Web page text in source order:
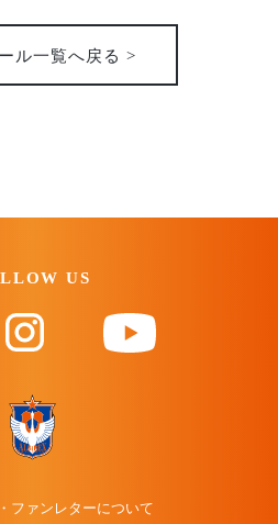
ル一覧へ戻る >
US
ファンレターについて